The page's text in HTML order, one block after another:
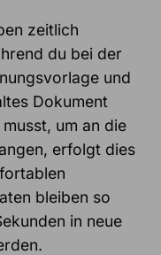
zeitlich
du bei der
und
Dokument
um an die
erfolgt dies
bleiben so
in neue